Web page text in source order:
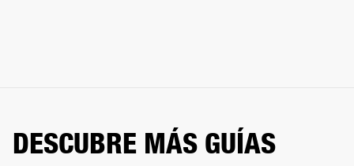
DESCUBRE MÁS GUÍAS